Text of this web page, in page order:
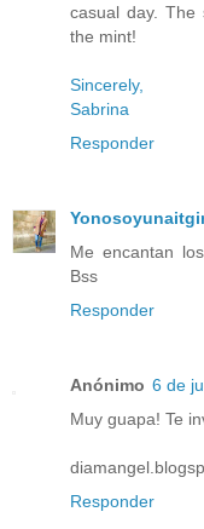
casual day. The
the mint!
Sincerely,
Sabrina
Responder
Me encantan
Bss
Responder
Anónimo 6 de
Muy guapa! Te
Responder